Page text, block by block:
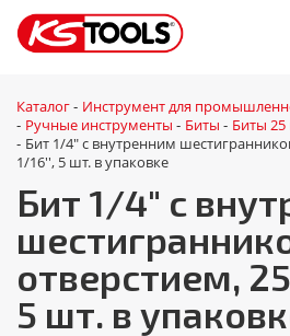
Каталог - Инструмент для
- Ручные инструменты - Биты - Биты 25
- Бит 1/4" с внутренним
1/16'', 5 шт. в упаковке
Бит 1/4" с
отверстием,
5 шт. в